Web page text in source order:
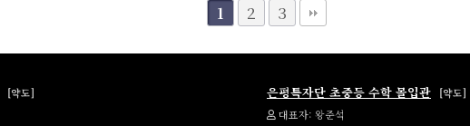
1 2 3
[약도]
은평특자단 초중등 수학 몰입관
[약도]
대표자: 왕준석